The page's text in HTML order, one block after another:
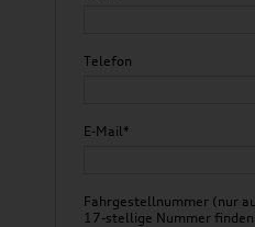
Telefon
E-Mail*
Fahrgestellnummer (nur
17-stellige Nummer